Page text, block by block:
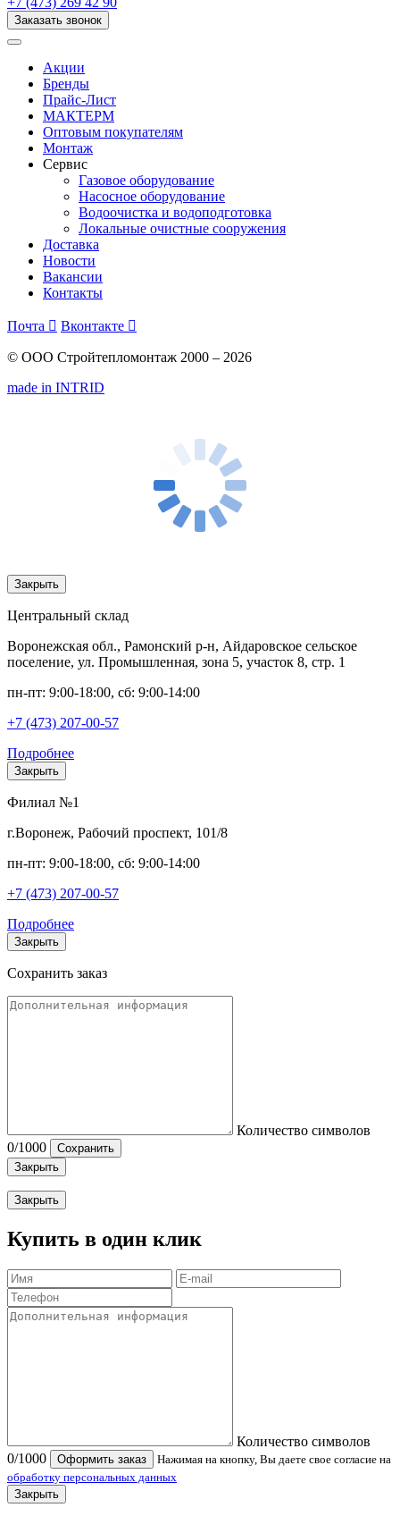
Заказать звонок
Акции
Бренды
Прайс-Лист
МАКТЕРМ
Оптовым покупателям
Монтаж
Сервис
Газовое оборудование
Насосное оборудование
Водоочистка и водоподготовка
Локальные очистные сооружения
Доставка
Новости
Вакансии
Контакты
Почта  Вконтакте 
© ООО Стройтепломонтаж 2000 – 2026
made in INTRID
Закрыть
Центральный склад
Воронежская обл., Рамонский р-н, Айдаровское сельское
поселение, ул. Промышленная, зона 5, участок 8, стр. 1
пн-пт: 9:00-18:00, сб: 9:00-14:00
+7 (473) 207-00-57
Подробнее
Закрыть
Филиал №1
г.Воронеж, Рабочий проспект, 101/8
пн-пт: 9:00-18:00, сб: 9:00-14:00
+7 (473) 207-00-57
Подробнее
Закрыть
Сохранить заказ
Количество символов
0/1000
Сохранить
Закрыть
Закрыть
Купить в один клик
Количество символов
0/1000 Оформить заказ
Нажимая на кнопку, Вы даете свое согласие на
обработку персональных данных
Закрыть